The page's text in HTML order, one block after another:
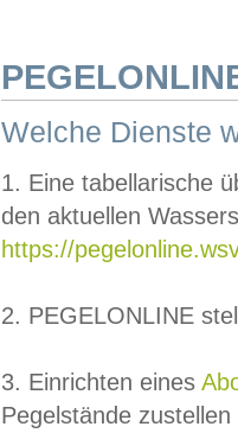
Welche Dienste
1. Eine tabellarische
den aktuellen
https://
2. PEGELONLINE
3. Einrichten eines
Pegelstände